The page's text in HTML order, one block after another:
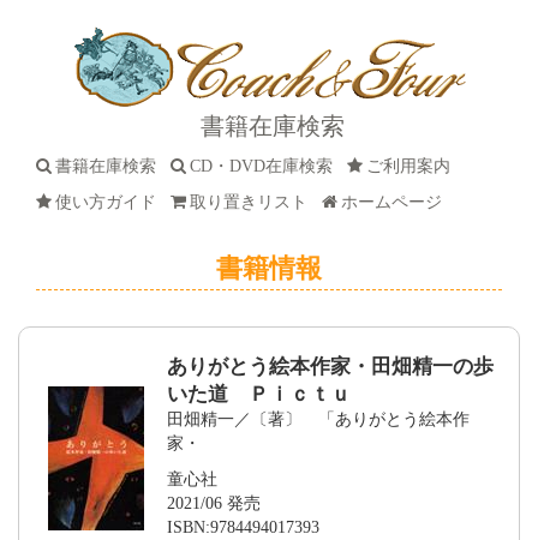
書籍在庫検索
書籍在庫検索 CD・DVD在庫検索
ご利用案内
使い方ガイド
取り置きリスト ホームページ
書籍情報
ありがとう絵本作家・田畑精一の歩
いた道 Ｐｉｃｔｕ
田畑精一／〔著〕 「ありがとう絵本作
家・
童心社
2021/06 発売
ISBN:9784494017393